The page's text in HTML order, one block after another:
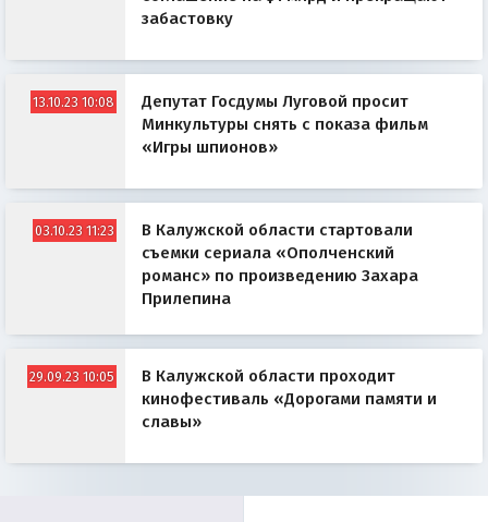
забастовку
13.10.23 10:08
Депутат Госдумы Луговой просит
Минкультуры снять с показа фильм
«Игры шпионов»
03.10.23 11:23
В Калужской области стартовали
съемки сериала «Ополченский
романс» по произведению Захара
Прилепина
29.09.23 10:05
В Калужской области проходит
кинофестиваль «Дорогами памяти и
славы»